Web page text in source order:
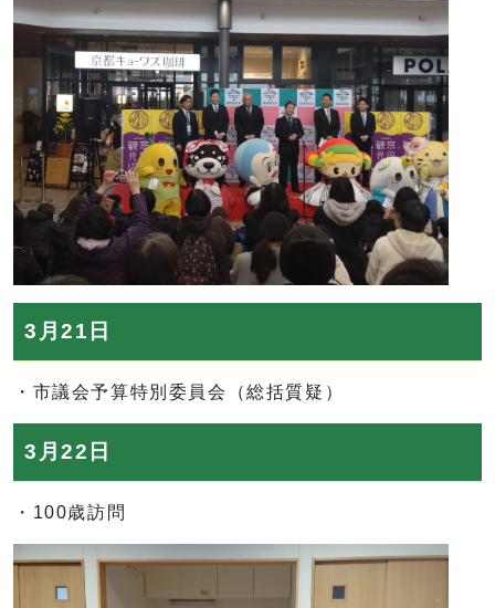
3月21日
・市議会予算特別委員会（総括質疑）
3月22日
・100歳訪問